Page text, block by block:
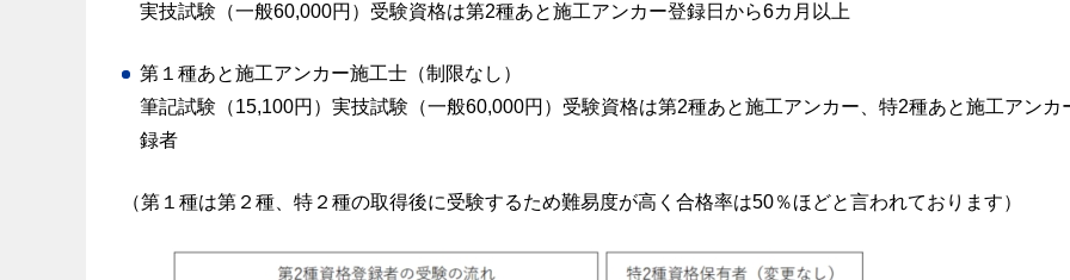
実技試験（一般60,000円）受験資格は第2種あと施工アンカー登録日から6カ月以上
第１種あと施工アンカー施工士（制限なし）
筆記試験（15,100円）実技試験（一般60,000円）受験資格は第2種あと施工アンカー、特2種あと施工アンカ
録者
（第１種は第２種、特２種の取得後に受験するため難易度が高く合格率は50％ほどと言われております）